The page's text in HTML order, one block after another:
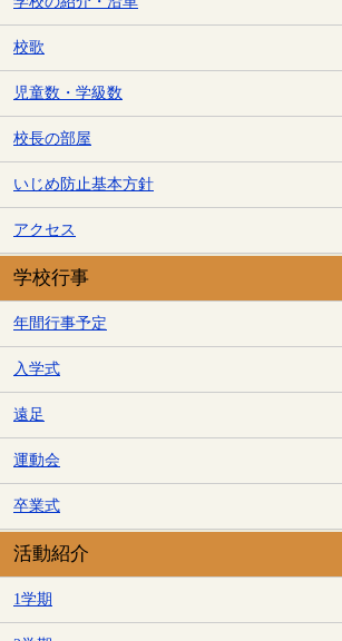
校歌
児童数・学級数
校長の部屋
いじめ防止基本方針
アクセス
学校行事
年間行事予定
入学式
遠足
運動会
卒業式
活動紹介
1学期